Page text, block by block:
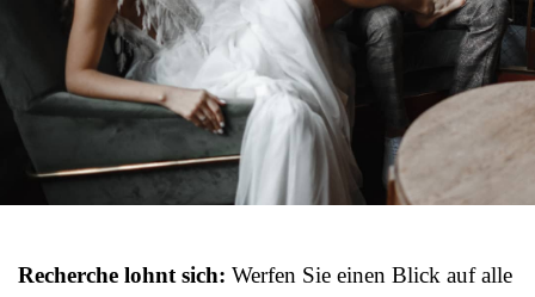
Recherche lohnt sich: Werfen Sie einen Blick auf alle